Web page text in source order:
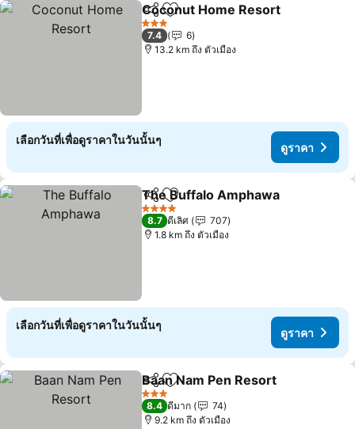
แชร์ เพิ่มในรายการโปรด
Coconut Home Resort
3 ดาว
7.4
6
13.2 km ถึง ตัวเมือง
เลือกวันที่เพื่อดูราคาในวันนั้นๆ
ดูราคา
แชร์ เพิ่มในรายการโปรด
The Buffalo Amphawa
4 ดาว
8.7 ดีเลิศ
707
1.8 km ถึง ตัวเมือง
เลือกวันที่เพื่อดูราคาในวันนั้นๆ
ดูราคา
แชร์ เพิ่มในรายการโปรด
Baan Nam Pen Resort
3 ดาว
8.4 ดีมาก
74
9.2 km ถึง ตัวเมือง